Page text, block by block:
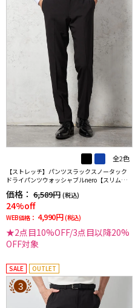
全2色
【ストレッチ】パンツスラックスノータック
ドライパンツウォッシャブルnero【スリムデ
価格： 6,589円 (税込)
24%off
WEB価格： 4,990円 (税込)
★2点目10%OFF/3点目以降20%
OFF対象
SALE OUTLET
3